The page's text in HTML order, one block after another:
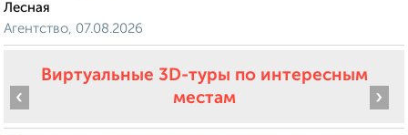
Лесная
Агентство, 07.08.2026
Виртуальные 3D-туры по интересным
местам
‹ ›